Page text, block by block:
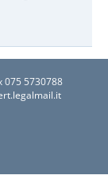
075 5730788